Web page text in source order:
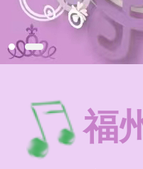
福